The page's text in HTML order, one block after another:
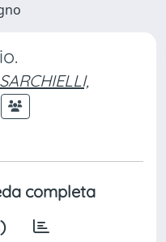
SARCHIELLI,
completa